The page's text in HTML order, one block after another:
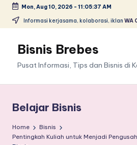
Skip
content
Mon, Aug 10, 2026 - 11:05:37 AM
Informasi kerjasama, kolaborasi, iklan WA
Bisnis Brebes
Pusat Informasi, Tips dan Bisnis di
Belajar Bisnis
Home
Bisnis
Pentingkah Kuliah untuk Menjadi